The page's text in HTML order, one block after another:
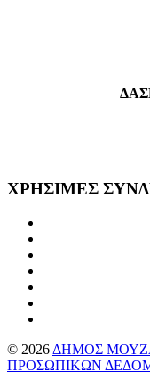
ΧΡΗΣΙΜΕΣ
© 2026 ΔΗΜΟΣ
ΠΡΟΣΩΠΙΚΩΝ